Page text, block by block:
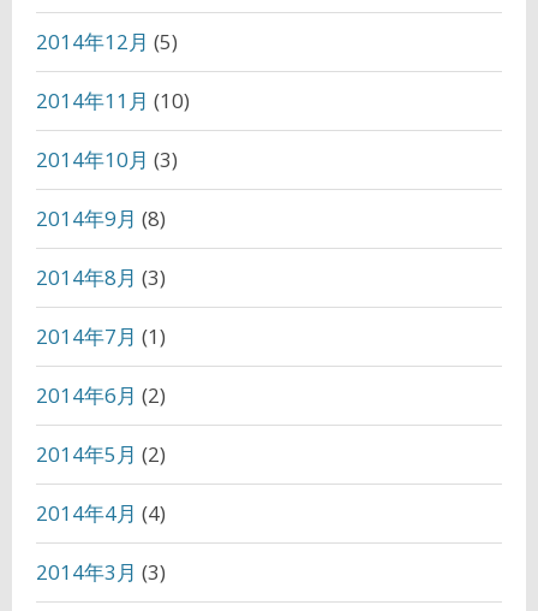
2014年12月 (5)
2014年11月 (10)
2014年10月 (3)
2014年9月 (8)
2014年8月 (3)
2014年7月 (1)
2014年6月 (2)
2014年5月 (2)
2014年4月 (4)
2014年3月 (3)